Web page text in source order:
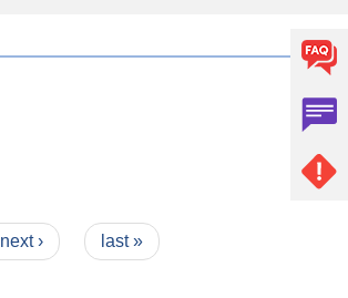
next › last »